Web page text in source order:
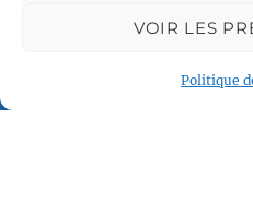
VOIR LES
Politique
Croisières en voilier